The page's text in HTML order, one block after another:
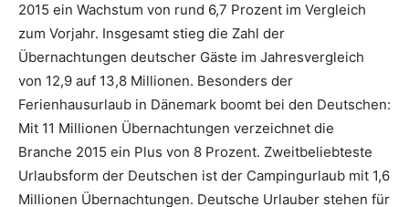
2015 ein Wachstum von rund 6,7 Prozent im Vergleich
zum Vorjahr. Insgesamt stieg die Zahl der
Übernachtungen deutscher Gäste im Jahresvergleich
von 12,9 auf 13,8 Millionen. Besonders der
Ferienhausurlaub in Dänemark boomt bei den Deutschen:
Mit 11 Millionen Übernachtungen verzeichnet die
Branche 2015 ein Plus von 8 Prozent. Zweitbeliebteste
Urlaubsform der Deutschen ist der Campingurlaub mit 1,6
Millionen Übernachtungen. Deutsche Urlauber stehen für